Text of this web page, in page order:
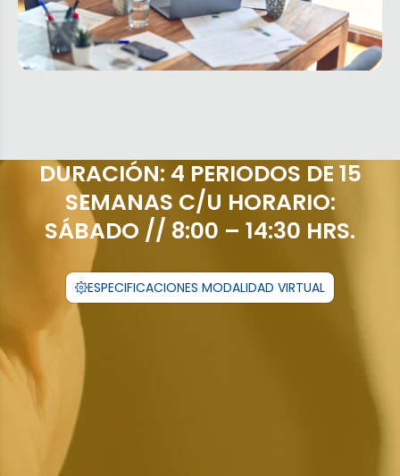
DURACIÓN: 4 PERIODOS DE 15
SEMANAS C/U HORARIO:
SÁBADO // 8:00 – 14:30 HRS.
ESPECIFICACIONES MODALIDAD VIRTUAL